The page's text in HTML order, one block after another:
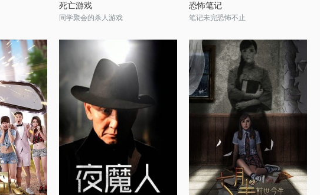
死亡游戏
同学聚会的杀人游戏
恐怖笔记
笔记未完恐怖不止